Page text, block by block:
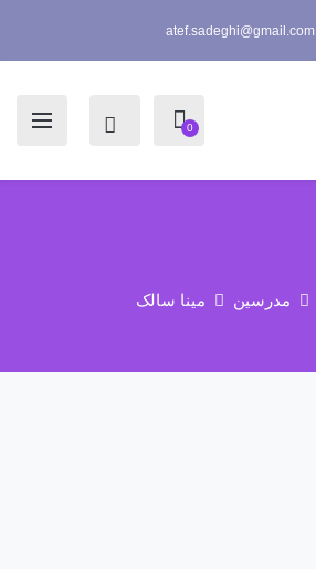
atef.sadeghi@gmail.com
0
مدرسین مینا سالک